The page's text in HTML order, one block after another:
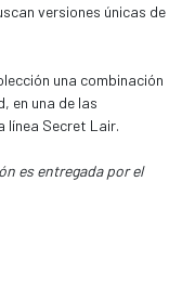
versiones únicas de
una combinación
en una de las
línea Secret Lair.
es entregada por el